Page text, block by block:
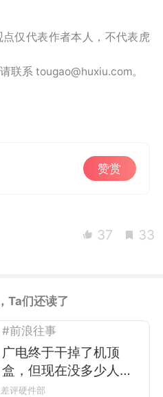
仅代表作者本人，不代表虎
联系 tougao@huxiu.com。
赞赏
37 33
Ta们还读了
#前浪往事
广电终于干掉了机顶
盒，但现在没多少人看
电视了
差评硬件部